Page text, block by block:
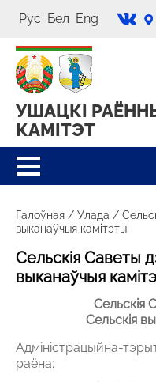
Рус Бел Eng
УШАЦКІ
КАМІТЭТ
Галоўная / Улада /
выканаўчыя камітэты
Сельскія Саветы
выканаўчыя
Сельскія
Сельскія
Адміністрацыйна-
раёна: